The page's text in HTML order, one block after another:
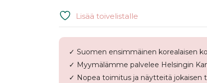
Cured
Gel
Mini
Christmas
Lisää toivelistalle
✓ Suomen ensimmäinen korealaisen
✓ Myymälämme palvelee Helsingin
✓ Nopea toimitus ja näytteitä jokaisen